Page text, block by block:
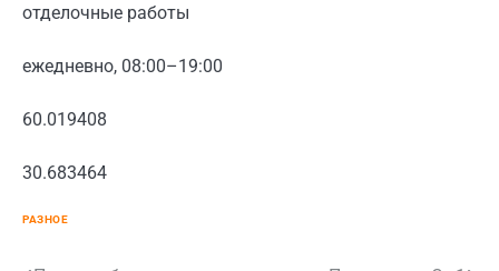
отделочные работы
ежедневно, 08:00–19:00
60.019408
30.683464
РАЗНОЕ